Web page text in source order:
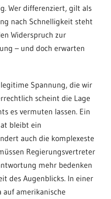
Wer differenziert, gilt als
nach Schnelligkeit steht
Widerspruch zur
– und doch erwarten
Spannung, die wir
scheint die Lage
es vermuten lassen. Ein
bleibt ein
auch die komplexeste
Regierungsvertreter
mehr bedenken
des Augenblicks. In einer
auf amerikanische